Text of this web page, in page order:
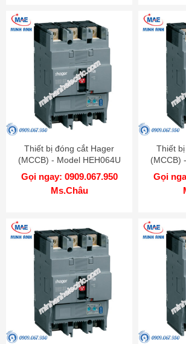
Thiết bị đóng cắt Hager
(MCCB) - Model HEH064U
Gọi ngay: 0909.067.950
Ms.Châu
Thiết
(MCCB)
Gọi